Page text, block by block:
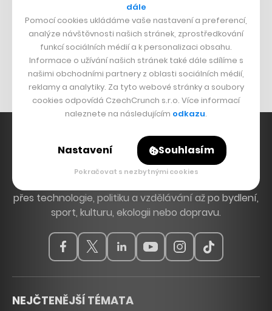
Bomma není tichá
Originální hodinky
Nábytek z betonu
Hlavní zdroj inspirace. Věnujeme se tématům, která
přes technologie, politiku a vzdělávání až po bydlení,
sport, kulturu, ekologii nebo dopravu.
NEJČTENĚJŠÍ TÉMATA
dále
Pomocí cookies ukládáme vaše nastavení a preferencí,
analýze návštěvnosti našich stránek, zprostředkování
funkcí sociálních médií a k personalizaci obsahu.
Informace o užívání našich stránek také dále sdílíme s
našimi obchodními partnery z oblasti sociálních médií,
reklamy a analytiky. Za tyto webové stránky a soubory
cookies odpovídá CzechCrunch s.r.o. Více informací
naleznete na následujícím odkazu.
Nastavení Souhlasím
Pokračovat s nezbytnými cookies